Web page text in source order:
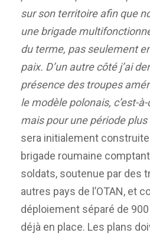
sur son territoire afin que
une brigade
du terme, pas seulement
paix. D’un autre côté j’ai
présence des troupes
le modèle polonais, c’est-
mais pour une période plus
sera initialement construite
brigade roumaine comptant
soldats, soutenue par des
autres pays de l’OTAN, et
déploiement séparé de
déjà en place. Les plans